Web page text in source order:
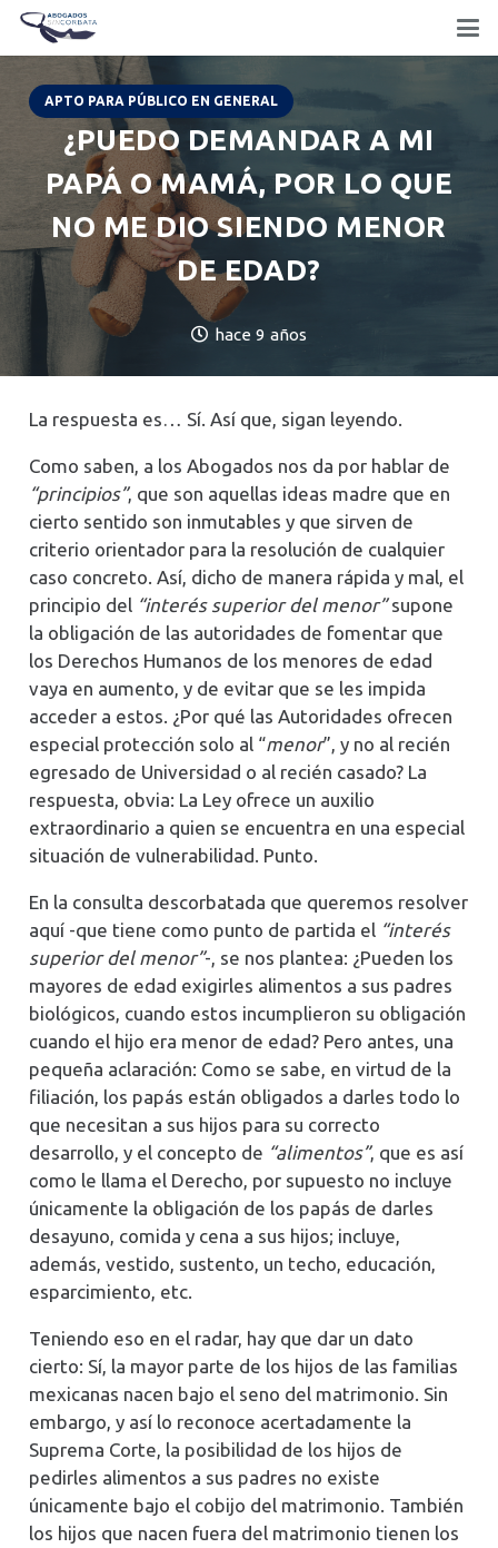
APTO PARA PÚBLICO EN GENERAL
¿PUEDO DEMANDAR A MI
PAPÁ O MAMÁ, POR LO QUE
NO ME DIO SIENDO MENOR
DE EDAD?
hace 9 años
La respuesta es… Sí. Así que, sigan leyendo.
Como saben, a los Abogados nos da por hablar de
“principios”, que son aquellas ideas madre que en
cierto sentido son inmutables y que sirven de
criterio orientador para la resolución de cualquier
caso concreto. Así, dicho de manera rápida y mal, el
principio del “interés superior del menor”supone
la obligación de las autoridades de fomentar que
los Derechos Humanos de los menores de edad
vaya en aumento, y de evitar que se les impida
acceder a estos. ¿Por qué las Autoridades ofrecen
especial protección solo al “menor”, y no al recién
egresado de Universidad o al recién casado? La
respuesta, obvia: La Ley ofrece un auxilio
extraordinario a quien se encuentra en una especial
situación de vulnerabilidad. Punto.
En la consulta descorbatada que queremos resolver
aquí -que tiene como punto de partida el “interés
superior del menor”-, se nos plantea: ¿Pueden los
mayores de edad exigirles alimentos a sus padres
biológicos, cuando estos incumplieron su obligación
cuando el hijo era menor de edad? Pero antes, una
pequeña aclaración: Como se sabe, en virtud de la
filiación, los papás están obligados a darles todo lo
que necesitan a sus hijos para su correcto
desarrollo, y el concepto de “alimentos”, que es así
como le llama el Derecho, por supuesto no incluye
únicamente la obligación de los papás de darles
desayuno, comida y cena a sus hijos; incluye,
además, vestido, sustento, un techo, educación,
esparcimiento, etc.
Teniendo eso en el radar, hay que dar un dato
cierto: Sí, la mayor parte de los hijos de las familias
mexicanas nacen bajo el seno del matrimonio. Sin
embargo, y así lo reconoce acertadamente la
Suprema Corte, la posibilidad de los hijos de
pedirles alimentos a sus padres no existe
únicamente bajo el cobijo del matrimonio. También
los hijos que nacen fuera del matrimonio tienen los